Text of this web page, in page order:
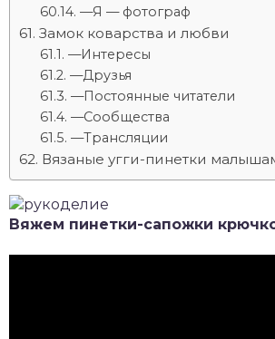
—Я — фотограф
Замок коварства и любви
—Интересы
—Друзья
—Постоянные читатели
—Сообщества
—Трансляции
Вязаные угги-пинетки
Вяжем пинетки-сапожки